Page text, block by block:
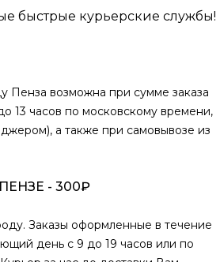
быстрые курьерские службы!
Пенза возможна при сумме заказа
13 часов по московскому времени,
а также при самовывозе из
- 300₽
Заказы оформленные в течение
день с 9 до 19 часов или по